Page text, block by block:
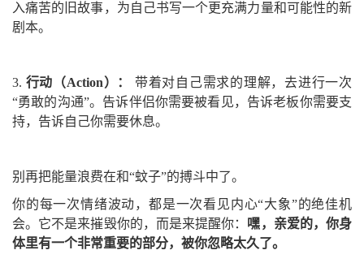
入痛苦的旧故事，为自己书写一个更充满力量和可能性的新
剧本。
3. 行动（Action）：
带着对自己需求的理解，去进行一次
“勇敢的沟通”。告诉伴侣你需要被看见，告诉老板你需要支
持，告诉自己你需要休息。
别再把能量浪费在和“蚊子”的搏斗中了。
你的每一次情绪波动，都是一次看见内心“大象”的绝佳机
会。它不是来摧毁你的，而是来提醒你： 嘿，亲爱的，你身
体里有一个非常重要的部分，被你忽略太久了。